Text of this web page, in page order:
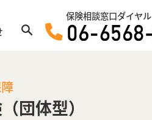
保険相談窓口ダイヤル
団体型）